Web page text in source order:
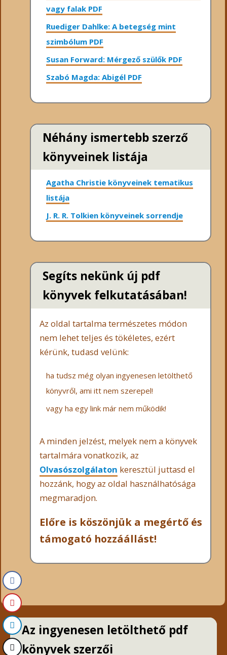
vagy falak PDF
Ruediger Dahlke: A betegség mint
szimbólum PDF
Susan Forward: Mérgező szülők PDF
Szabó Magda: Abigél PDF
Néhány ismertebb szerző
könyveinek listája
Agatha Christie könyveinek tematikus
listája
J. R. R. Tolkien könyveinek sorrendje
Segíts nekünk új pdf
könyvek felkutatásában!
Az oldal tartalma természetes módon
nem lehet teljes és tökéletes, ezért
kérünk, tudasd velünk:
ha tudsz még olyan ingyenesen letölthető
könyvről, ami itt nem szerepel!
vagy ha egy link már nem működik!
A minden jelzést, melyek nem a könyvek
tartalmára vonatkozik, az
Olvasószolgálaton keresztül juttasd el
hozzánk, hogy az oldal használhatósága
megmaradjon.
Előre is köszönjük a megértő és
támogató hozzáállást!
Az ingyenesen letölthető pdf
könyvek szerzői